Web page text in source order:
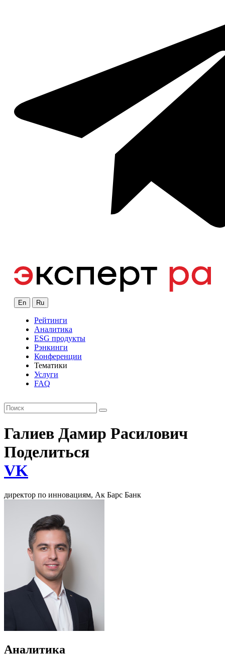
En Ru
Рейтинги
Аналитика
ESG продукты
Рэнкинги
Конференции
Тематики
Услуги
FAQ
Галиев Дамир Расилович
Поделиться
VK
директор по инновациям, Ак Барс Банк
Аналитика